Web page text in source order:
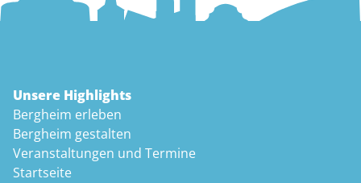
Unsere Highlights
Bergheim erleben
Bergheim gestalten
Veranstaltungen und Termine
Startseite